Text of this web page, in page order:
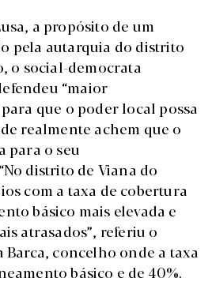
a propósito de um
pela autarquia do distrito
o social-democrata
“maior
que o poder local possa
realmente achem que o
para o seu
distrito de Viana do
com a taxa de cobertura
básico mais elevada e
atrasados”, referiu o
Barca, concelho onde a taxa
básico e de 40%.